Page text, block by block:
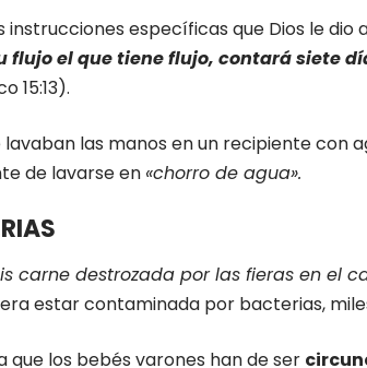
instrucciones específicas que Dios le
flujo el que tiene flujo, contará siete
15:13).
lavaban las manos en un recipiente con
de lavarse en «chorro de agua».
carne destrozada por las fieras en el
estar contaminada por bacterias,
que los bebés varones han de ser